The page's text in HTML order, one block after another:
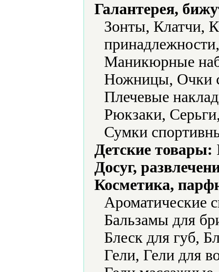
Галантерея,
Зонты, Клатчи,
Маникюрные
Ножницы, Очки
Плечевые
Рюкзаки,
Сумки
Детские товары:
Досуг,
Косметика,
Ароматические
Бальзамы для
Блеск для губ,
Гели, Гели для